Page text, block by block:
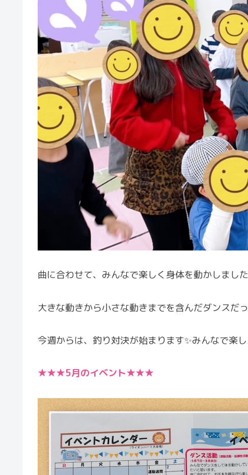
曲に合わせて、みんなで楽しく身体を動かしまし
大きな動きから小さな動きまでを含んだダンスだ
今週からは、釣り対決が始まります✨みんなで楽
★★★5月のイベント★★★